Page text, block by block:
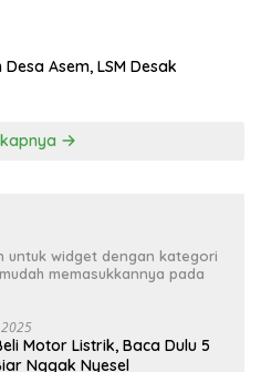
Asem, LSM Desak
untuk widget dengan kategori
memasukkannya pada
Motor Listrik, Baca Dulu 5
Nggak Nyesel